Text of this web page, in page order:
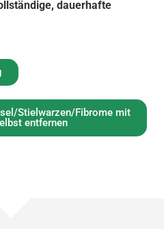
dauerhafte
Stielwarzen/Fibrome mit
entfernen